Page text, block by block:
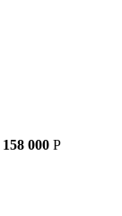
158 000 Р